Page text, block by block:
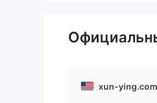
xun-ying.com